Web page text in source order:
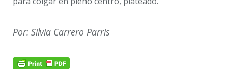
Por: Silvia Carrero Parris